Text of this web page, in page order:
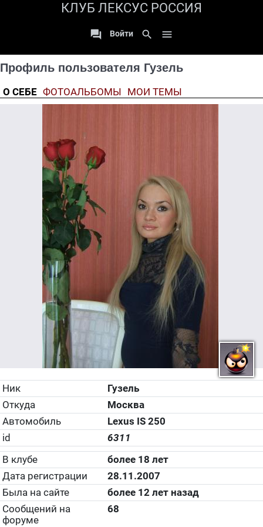
КЛУБ ЛЕКСУС РОССИЯ
 Войти search 
Профиль пользователя Гузель
О СЕБЕ ФОТОАЛЬБОМЫ МОИ ТЕМЫ
Ник
Гузель
Откуда
Москва
Автомобиль
Lexus IS 250
id
6311
В клубе
более 18 лет
Дата регистрации
28.11.2007
Была на сайте
более 12 лет назад
Сообщений на
форуме
68